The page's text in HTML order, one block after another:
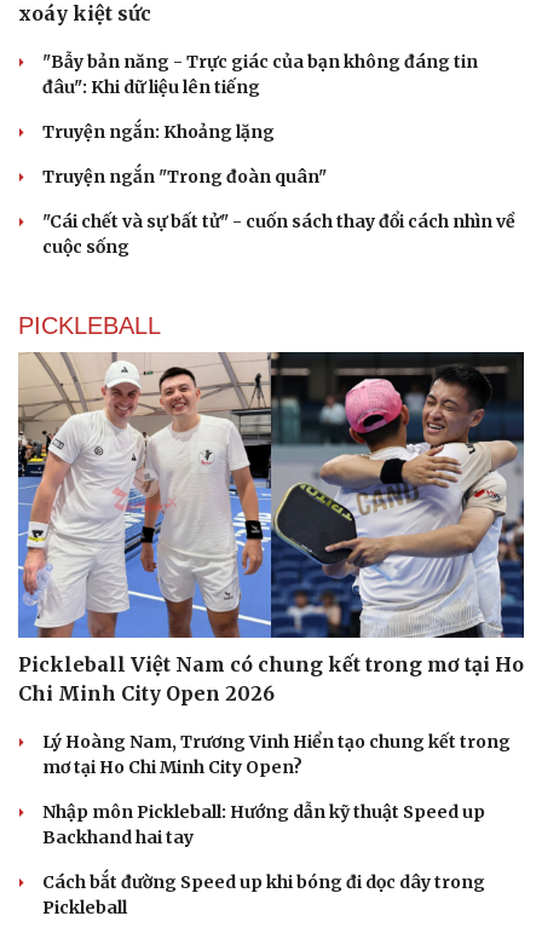
Cải chính
xoáy kiệt sức
"Bẫy bản năng - Trực giác của bạn không đáng tin
đâu": Khi dữ liệu lên tiếng
Truyện ngắn: Khoảng lặng
Truyện ngắn "Trong đoàn quân"
"Cái chết và sự bất tử" - cuốn sách thay đổi cách nhìn về
cuộc sống
PICKLEBALL
Pickleball Việt Nam có chung kết trong mơ tại Ho
Chi Minh City Open 2026
Lý Hoàng Nam, Trương Vinh Hiển tạo chung kết trong
mơ tại Ho Chi Minh City Open?
Nhập môn Pickleball: Hướng dẫn kỹ thuật Speed up
Backhand hai tay
Cách bắt đường Speed up khi bóng đi dọc dây trong
Pickleball